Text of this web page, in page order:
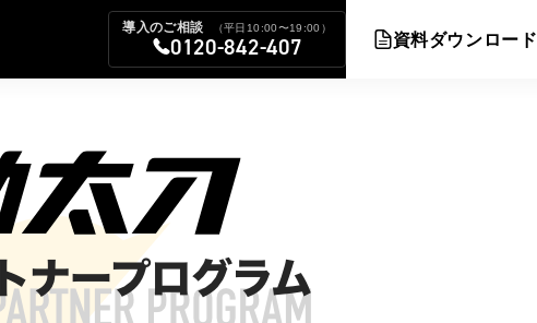
導入のご相談 （平日10:00〜19:00）
0120-842-407 資料ダウンロード